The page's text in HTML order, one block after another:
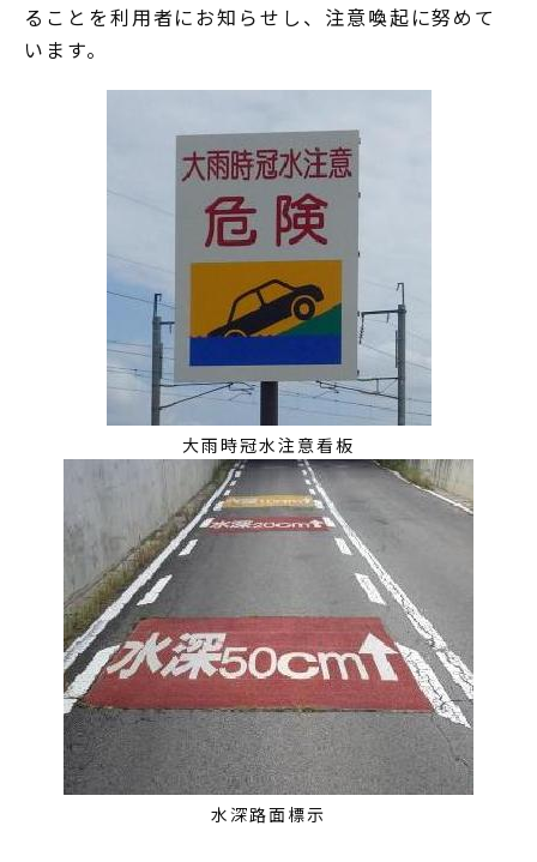
ることを利用者にお知らせし、注意喚起に努めて
います。
大雨時冠水注意看板
水深路面標示